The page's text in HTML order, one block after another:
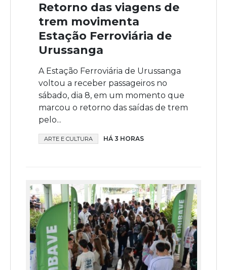
Retorno das viagens de
trem movimenta
Estação Ferroviária de
Urussanga
A Estação Ferroviária de Urussanga
voltou a receber passageiros no
sábado, dia 8, em um momento que
marcou o retorno das saídas de trem
pelo...
ARTE E CULTURA HÁ 3 HORAS